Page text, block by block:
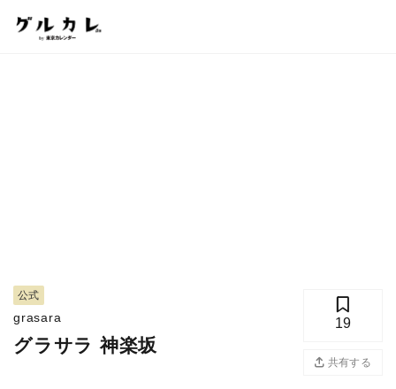
公式
grasara
グラサラ 神楽坂
19
共有する